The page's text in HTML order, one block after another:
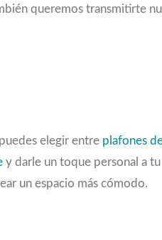
queremos transmitirte
elegir entre plafones
y darle un toque personal a
un espacio más cómodo.